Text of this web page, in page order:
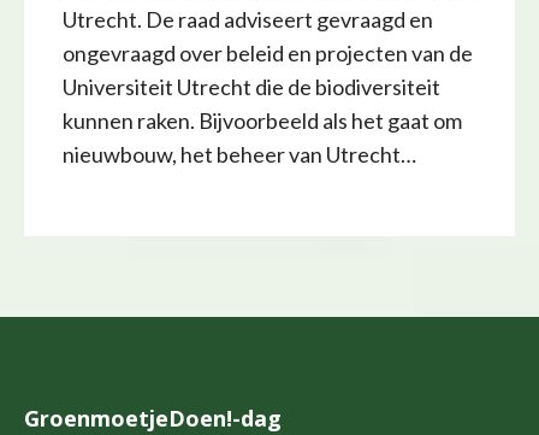
Utrecht. De raad adviseert gevraagd en
ongevraagd over beleid en projecten van de
Universiteit Utrecht die de biodiversiteit
kunnen raken. Bijvoorbeeld als het gaat om
nieuwbouw, het beheer van Utrecht…
GroenmoetjeDoen!-dag